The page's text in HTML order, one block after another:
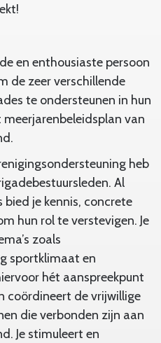
en enthousiaste persoon
de zeer verschillende
te ondersteunen in hun
van
heb
Al
je kennis, concrete
hun rol te verstevigen. Je
zoals
sportklimaat en
hét aanspreekpunt
coördineert de vrijwillige
die verbonden zijn aan
Je stimuleert en